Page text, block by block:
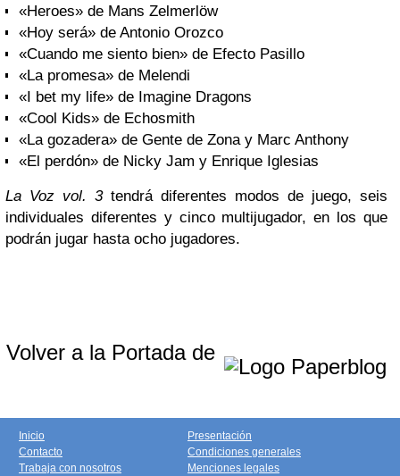
«Heroes» de Mans Zelmerlöw
«Hoy será» de Antonio Orozco
«Cuando me siento bien» de Efecto Pasillo
«La promesa» de Melendi
«I bet my life» de Imagine Dragons
«Cool Kids» de Echosmith
«La gozadera» de Gente de Zona y Marc Anthony
«El perdón» de Nicky Jam y Enrique Iglesias
La Voz vol. 3tendrá diferentes modos de juego, seis
individuales diferentes y cinco multijugador, en los que
podrán jugar hasta ocho jugadores.
Volver a la Portada de
Inicio
Contacto
Trabaja con nosotros
Presentación
Condiciones generales
Menciones legales